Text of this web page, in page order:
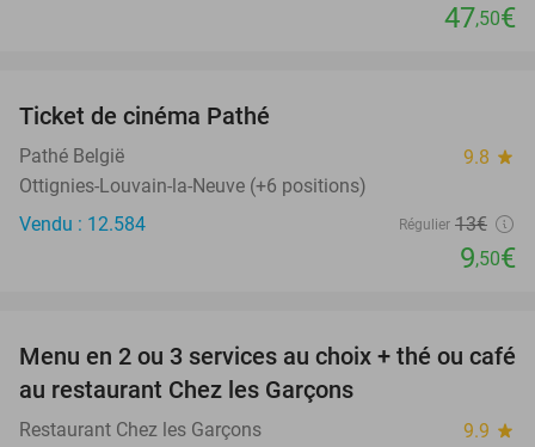
47,50€
Ticket de cinéma Pathé
Pathé België 9.8 star
Ottignies-Louvain-la-Neuve (+6 positions)
Vendu : 12.584
Régulier 13€
9,50€
38%
Menu en 2 ou 3 services au choix + thé ou café
au restaurant Chez les Garçons
Restaurant Chez les Garçons 9.9 star